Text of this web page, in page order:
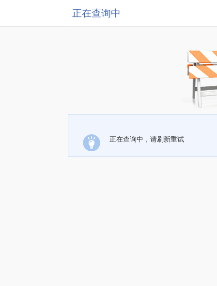
正在查询中
正在查询中，请刷新重试